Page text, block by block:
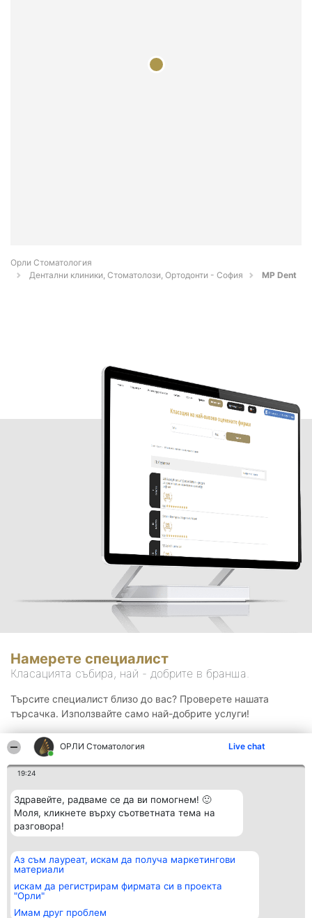
ОРЛИ Стоматология Live chat
19:24
Здравейте, радваме се да ви помогнем! 🙂
Моля, кликнете върху съответната тема на
разговора!
Аз съм лауреат, искам да получа маркетингови
материали
искам да регистрирам фирмата си в проекта
"Орли"
Имам друг проблем
Орли Стоматология
Дентални клиники, Стоматолози, Ортодонти - София
MP Dent
Намерете специалист
Класацията събира, най - добрите в бранша.
Търсите специалист близо до вас? Проверете нашата
търсачка. Използвайте само най-добрите услуги!
Организатор на
класиране
BulevardulAleea Timișul De
Sus Nr. 2, Bl. A30, Sc. A, Et.
4, Ap. 13
Класация
всички
Контакти